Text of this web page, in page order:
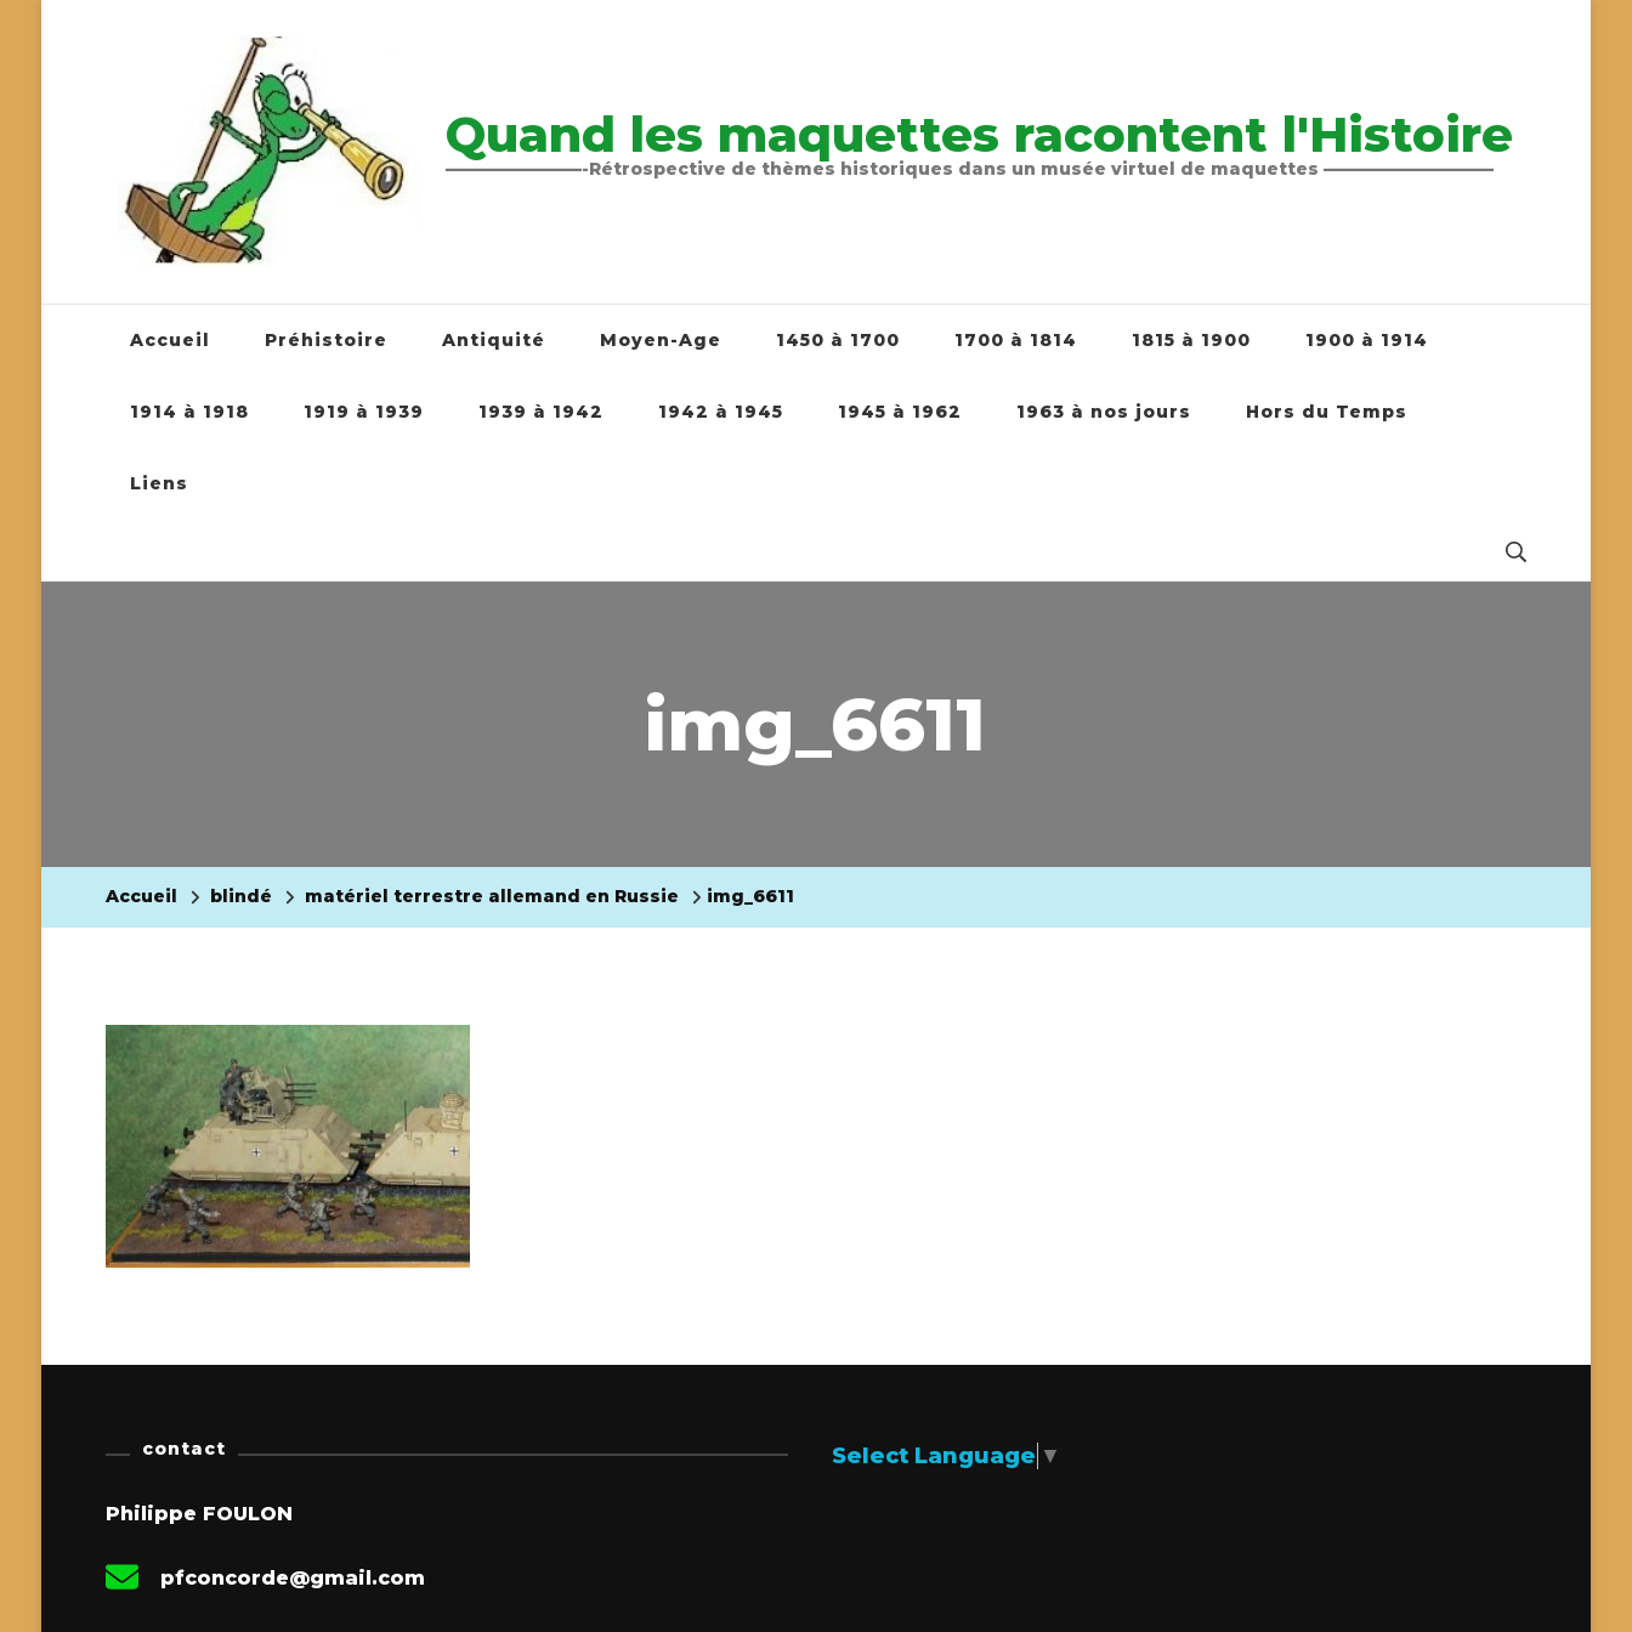
Quand les maquettes racontent l'Histoire
————————-Rétrospective de thèmes historiques dans un musée virtuel de maquettes ——————————
Accueil Préhistoire Antiquité Moyen-Age 1450 à 1700 1700 à 1814 1815 à 1900 1900 à 1914
1914 à 1918 1919 à 1939 1939 à 1942 1942 à 1945 1945 à 1962 1963 à nos jours Hors du Temps
Liens
img_6611
Accueil blindé matériel terrestre allemand en Russie img_6611
contact
Philippe FOULON
pfconcorde@gmail.com
Select Language ▼